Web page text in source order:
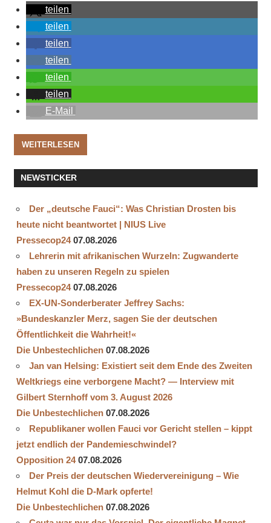
teilen
teilen
teilen
teilen
teilen
teilen
E-Mail
WEITERLESEN
NEWSTICKER
Der „deutsche Fauci“: Was Christian Drosten bis
heute nicht beantwortet | NIUS Live
Pressecop24 07.08.2026
Lehrerin mit afrikanischen Wurzeln: Zugwanderte
haben zu unseren Regeln zu spielen
Pressecop24 07.08.2026
EX-UN-Sonderberater Jeffrey Sachs:
»Bundeskanzler Merz, sagen Sie der deutschen
Öffentlichkeit die Wahrheit!«
Die Unbestechlichen 07.08.2026
Jan van Helsing: Existiert seit dem Ende des Zweiten
Weltkriegs eine verborgene Macht? — Interview mit
Gilbert Sternhoff vom 3. August 2026
Die Unbestechlichen 07.08.2026
Republikaner wollen Fauci vor Gericht stellen – kippt
jetzt endlich der Pandemieschwindel?
Opposition 24 07.08.2026
Der Preis der deutschen Wiedervereinigung – Wie
Helmut Kohl die D‑Mark opferte!
Die Unbestechlichen 07.08.2026